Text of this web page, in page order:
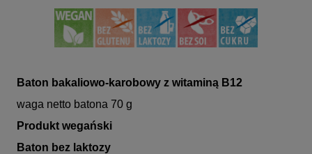
Baton bakaliowo-karobowy z witaminą B12
waga netto batona 70 g
Produkt wegański
Baton bez laktozy